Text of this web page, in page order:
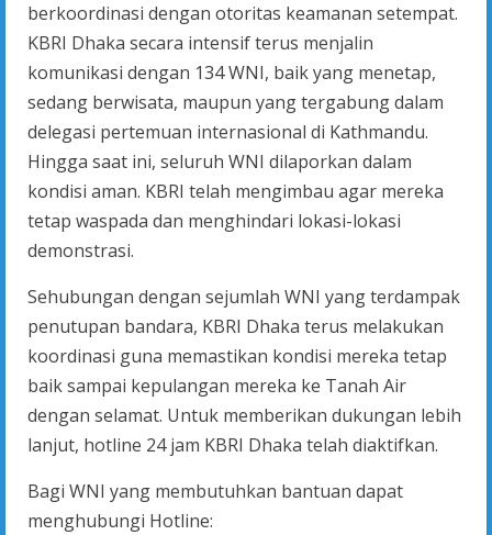
berkoordinasi dengan otoritas keamanan setempat.
KBRI Dhaka secara intensif terus menjalin
komunikasi dengan 134 WNI, baik yang menetap,
sedang berwisata, maupun yang tergabung dalam
delegasi pertemuan internasional di Kathmandu.
Hingga saat ini, seluruh WNI dilaporkan dalam
kondisi aman. KBRI telah mengimbau agar mereka
tetap waspada dan menghindari lokasi-lokasi
demonstrasi.
Sehubungan dengan sejumlah WNI yang terdampak
penutupan bandara, KBRI Dhaka terus melakukan
koordinasi guna memastikan kondisi mereka tetap
baik sampai kepulangan mereka ke Tanah Air
dengan selamat. Untuk memberikan dukungan lebih
lanjut, hotline 24 jam KBRI Dhaka telah diaktifkan.
Bagi WNI yang membutuhkan bantuan dapat
menghubungi Hotline: